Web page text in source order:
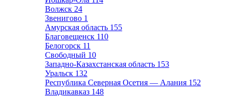
Волжск 24
Звенигово 1
Амурская область 155
Благовещенск 110
Белогорск 11
Свободный 10
Западно-Казахстанская область 153
Уральск 132
Республика Северная Осетия — Алания 152
Владикавказ 148